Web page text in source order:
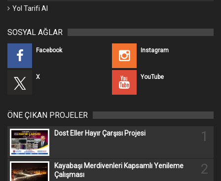
Yol Tarifi Al
SOSYAL AĞLAR
Facebook Instagram
X YouTube
ÖNE ÇIKAN PROJELER
Dost Eller Hayır Çarşısı Projesi 1
Kayabaşı Merdivenleri Kapsamlı Yenileme
Çalışması
2